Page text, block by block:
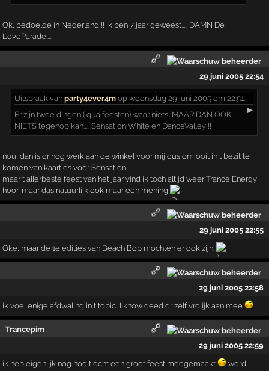
Ok, bedoelde in Nederland!!! Ik ben 7 jaar geweest..... DAMN De
LoveParade.....
29 juni 2005 22:54
Uitspraak vanparty4ever4m op woensdag 29 juni 2005 om 22:51:
▶
Er zijn twee dingen ( qua feesten) waar niets, MAAR DAN OOK
NIETS tegenop kan..... Sensation White en DanceValley!!!
nou, dan is dr nog werk aan de winkel voor mij dus om ooit in t bezit te
komen van kaartjes voor Sensation...
maar t allerbeste feest van het jaar vind ik toch altijd weer Trance Energy
hoor, maar das natuurlijk ook maar een mening
29 juni 2005 22:55
Oke, maar de 1e edities van Beach Bop mochten er ook zijn.
29 juni 2005 22:58
ik voel enige afdwaling in t topic...I know..deed dr zelf vrolijk aan mee
Trancepim
29 juni 2005 22:59
ik heb eigenlijk nog nooit echt een groot feest meegemaakt
word